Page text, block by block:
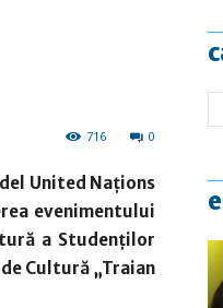
0
716
United Naţions
evenimentului
a Studenţilor
Cultură „Traian